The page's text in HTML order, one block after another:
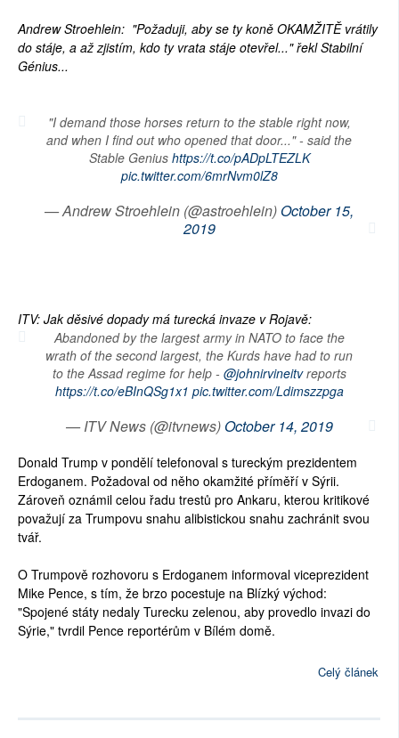
Andrew Stroehlein: "Požaduji, aby se ty koně OKAMŽITĚ vrátily
do stáje, a až zjistím, kdo ty vrata stáje otevřel..." řekl Stabilní
Génius...
"I demand those horses return to the stable right now,
and when I find out who opened that door..." - said the
Stable Genius https://t.co/pADpLTEZLK
pic.twitter.com/6mrNvm0lZ8
— Andrew Stroehlein (@astroehlein)October 15,
2019
ITV: Jak děsivé dopady má turecká invaze v Rojavě:
Abandoned by the largest army in NATO to face the
wrath of the second largest, the Kurds have had to run
to the Assad regime for help - @johnirvineitvreports
https://t.co/eBInQSg1x1 pic.twitter.com/Ldimszzpga
— ITV News (@itvnews)October 14, 2019
Donald Trump v pondělí telefonoval s tureckým prezidentem
Erdoganem. Požadoval od něho okamžité příměří v Sýrii.
Zároveň oznámil celou řadu trestů pro Ankaru, kterou kritikové
považují za Trumpovu snahu alibistickou snahu zachránit svou
tvář.
O Trumpově rozhovoru s Erdoganem informoval viceprezident
Mike Pence, s tím, že brzo pocestuje na Blízký východ:
"Spojené státy nedaly Turecku zelenou, aby provedlo invazi do
Sýrie," tvrdil Pence reportérům v Bílém domě.
Celý článek